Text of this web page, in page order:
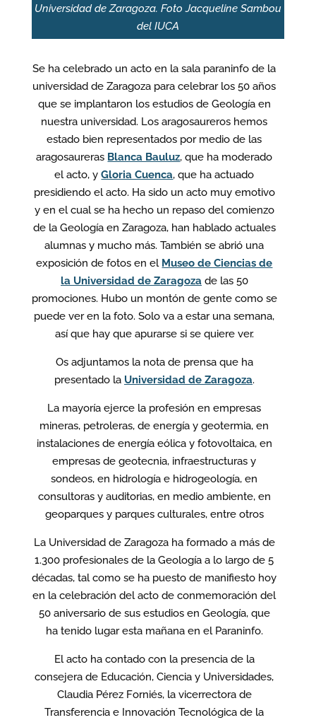
Universidad de Zaragoza. Foto Jacqueline Sambou
del IUCA
Se ha celebrado un acto en la sala paraninfo de la
universidad de Zaragoza para celebrar los 50 años
que se implantaron los estudios de Geología en
nuestra universidad. Los aragosaureros hemos
estado bien representados por medio de las
aragosaureras Blanca Bauluz, que ha moderado
el acto, yGloria Cuenca, que ha actuado
presidiendo el acto. Ha sido un acto muy emotivo
y en el cual se ha hecho un repaso del comienzo
de la Geología en Zaragoza, han hablado actuales
alumnas y mucho más. También se abrió una
exposición de fotos en el Museo de Ciencias de
la Universidad de Zaragozade las 50
promociones. Hubo un montón de gente como se
puede ver en la foto. Solo va a estar una semana,
así que hay que apurarse si se quiere ver.
Os adjuntamos la nota de prensa que ha
presentado la Universidad de Zaragoza.
La mayoría ejerce la profesión en empresas
mineras, petroleras, de energía y geotermia, en
instalaciones de energía eólica y fotovoltaica, en
empresas de geotecnia, infraestructuras y
sondeos, en hidrología e hidrogeología, en
consultoras y auditorias, en medio ambiente, en
geoparques y parques culturales, entre otros
La Universidad de Zaragoza ha formado a más de
1.300 profesionales de la Geología a lo largo de 5
décadas, tal como se ha puesto de manifiesto hoy
en la celebración del acto de conmemoración del
50 aniversario de sus estudios en Geología, que
ha tenido lugar esta mañana en el Paraninfo.
El acto ha contado con la presencia de la
consejera de Educación, Ciencia y Universidades,
Claudia Pérez Forniés, la vicerrectora de
Transferencia e Innovación Tecnológica de la